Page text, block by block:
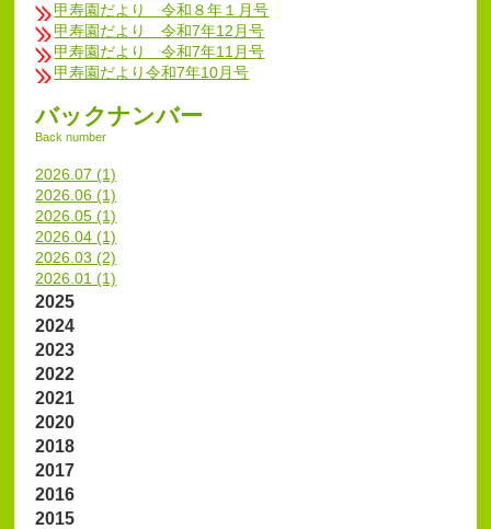
甲寿園だより 令和８年１月号
甲寿園だより 令和7年12月号
甲寿園だより 令和7年11月号
甲寿園だより令和7年10月号
バックナンバー
Back number
2026.07 (1)
2026.06 (1)
2026.05 (1)
2026.04 (1)
2026.03 (2)
2026.01 (1)
2025
2024
2023
2022
2021
2020
2018
2017
2016
2015